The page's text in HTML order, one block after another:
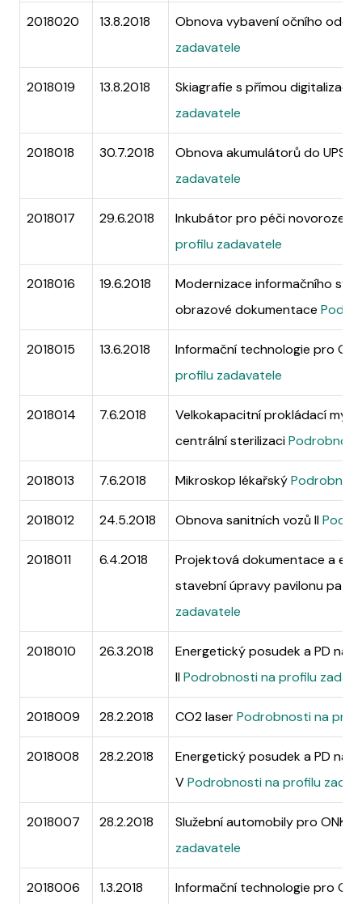
2018020 13.8.2018
Obnova vybavení očního
zadavatele
2018019 13.8.2018
Skiagrafie s přímou digitalizací
zadavatele
2018018 30.7.2018 Obnova akumulátorů do UPS
zadavatele
2018017 29.6.2018
Inkubátor pro péči
profilu zadavatele
2018016 19.6.2018
Modernizace informačního
obrazové dokumentace
2018015 13.6.2018
Informační technologie pro
profilu zadavatele
2018014 7.6.2018
Velkokapacitní prokládací
centrální sterilizaci
2018013 7.6.2018 Mikroskop lékařský
2018012 24.5.2018 Obnova sanitních vozů II
2018011 6.4.2018
Projektová dokumentace a
stavební úpravy pavilonu
zadavatele
2018010 26.3.2018
Energetický posudek a PD na
IIPodrobnosti na profilu
2018009 28.2.2018 CO2 laserPodrobnosti na
2018008 28.2.2018
Energetický posudek a PD na
VPodrobnosti na profilu
2018007 28.2.2018 Služební automobily pro ONK
zadavatele
2018006 1.3.2018
Informační technologie pro